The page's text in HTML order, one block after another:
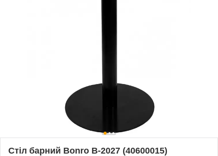
Стіл барний Bonro B-2027 (40600015)